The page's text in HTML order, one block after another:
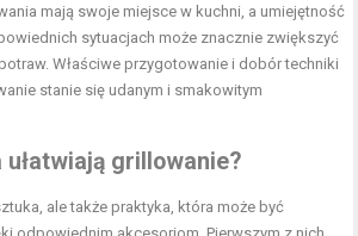
mają swoje miejsce w kuchni, a umiejętność
sytuacjach może znacznie zwiększyć
Właściwe przygotowanie i dobór techniki
stanie się udanym i smakowitym
grillowanie?
ale także praktyka, która może być